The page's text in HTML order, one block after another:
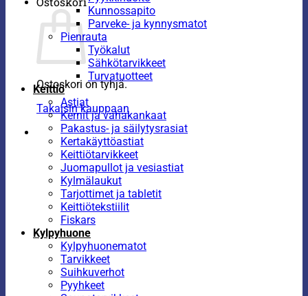
Ostoskori on tyhjä.
Takaisin kauppaan
Kunnossapito
Parveke- ja kynnysmatot
Pienrauta
Työkalut
Sähkötarvikkeet
Turvatuotteet
Keittiö
Astiat
Kernit ja vahakankaat
Pakastus- ja säilytysrasiat
Kertakäyttöastiat
Keittiötarvikkeet
Juomapullot ja vesiastiat
Kylmälaukut
Tarjottimet ja tabletit
Keittiötekstiilit
Fiskars
Kylpyhuone
Kylpyhuonematot
Tarvikkeet
Suihkuverhot
Pyyhkeet